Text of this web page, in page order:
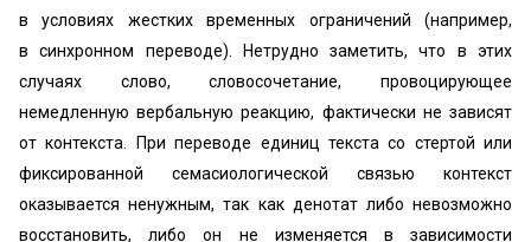
в условиях жестких временных ограничений (например,
в синхронном переводе). Нетрудно заметить, что в этих
случаях слово, словосочетание, провоцирующее
немедленную вербальную реакцию, фактически не зависят
от контекста. При переводе единиц текста со стертой или
фиксированной семасиологической связью контекст
оказывается ненужным, так как денотат либо невозможно
восстановить, либо он не изменяется в зависимости